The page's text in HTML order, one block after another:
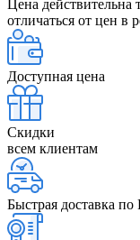
Цена действительна
отличаться от цен в
Доступная цена
Скидки
всем клиентам
Быстрая доставка по